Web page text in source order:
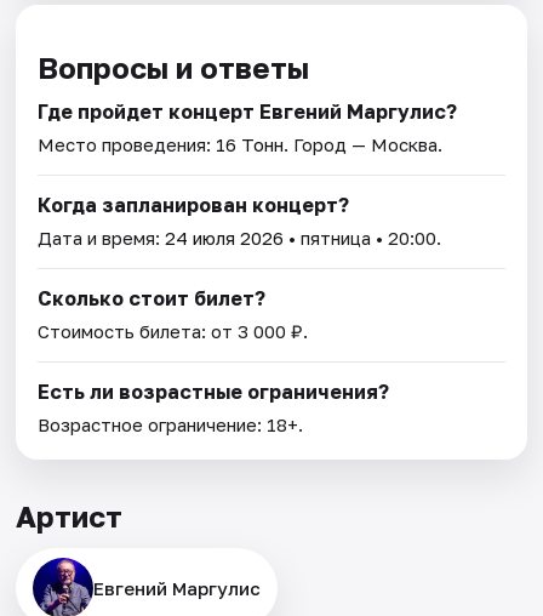
Вопросы и ответы
Где пройдет концерт Евгений Маргулис?
Место проведения: 16 Тонн. Город — Москва.
Когда запланирован концерт?
Дата и время:24 июля 2026 • пятница • 20:00.
Сколько стоит билет?
Стоимость билета: от 3 000 ₽.
Есть ли возрастные ограничения?
Возрастное ограничение: 18+.
Артист
Евгений Маргулис